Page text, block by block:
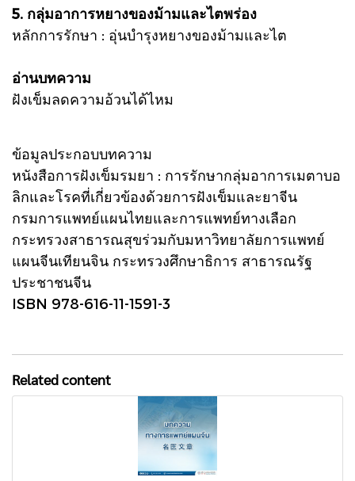
5. กลุ่มอาการหยางของม้ามและไตพร่อง
หลักการรักษา : อุ่นบำรุงหยางของม้ามและไต
อ่านบทความ
ฝังเข็มลดความอ้วนได้ไหม
ข้อมูลประกอบบทความ
หนังสือการฝังเข็มรมยา : การรักษากลุ่มอาการเมตาบอ
ลิกและโรคที่เกี่ยวข้องด้วยการฝังเข็มและยาจีน
กรมการแพทย์แผนไทยและการแพทย์ทางเลือก
กระทรวงสาธารณสุขร่วมกับมหาวิทยาลัยการแพทย์
แผนจีนเทียนจิน กระทรวงศึกษาธิการ สาธารณรัฐ
ประชาชนจีน
ISBN 978-616-11-1591-3
Related content